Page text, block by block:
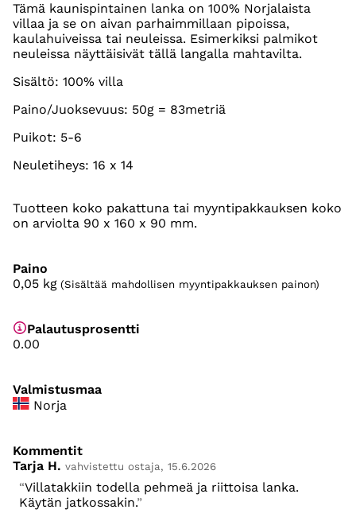
Tämä kaunispintainen lanka on 100% Norjalaista
villaa ja se on aivan parhaimmillaan pipoissa,
kaulahuiveissa tai neuleissa. Esimerkiksi palmikot
neuleissa näyttäisivät tällä langalla mahtavilta.
Sisältö: 100% villa
Paino/Juoksevuus: 50g = 83metriä
Puikot: 5-6
Neuletiheys: 16 x 14
Tuotteen koko pakattuna tai myyntipakkauksen koko
on arviolta 90 x 160 x 90 mm.
Paino
0,05 kg (Sisältää mahdollisen myyntipakkauksen painon)
Palautusprosentti
0.00
Valmistusmaa
Norja
Kommentit
Tarja H. vahvistettu ostaja, 15.6.2026
Villatakkiin todella pehmeä ja riittoisa lanka.
Käytän jatkossakin.